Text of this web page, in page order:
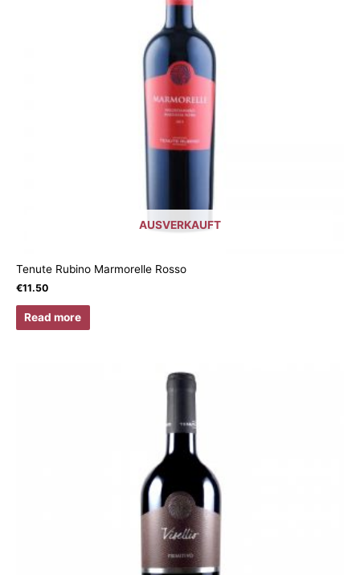
AUSVERKAUFT
Tenute Rubino Marmorelle Rosso
€11.50
Read more